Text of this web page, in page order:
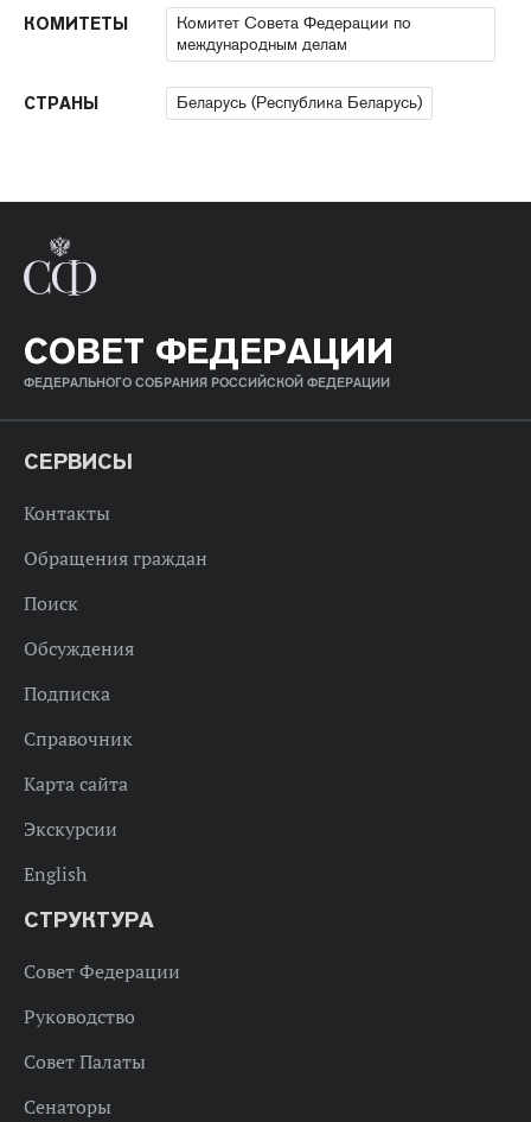
КОМИТЕТЫ
Комитет Совета Федерации по
международным делам
СТРАНЫ Беларусь (Республика Беларусь)
СОВЕТ ФЕДЕРАЦИИ
ФЕДЕРАЛЬНОГО СОБРАНИЯ РОССИЙСКОЙ ФЕДЕРАЦИИ
СЕРВИСЫ
Контакты
Обращения граждан
Поиск
Обсуждения
Подписка
Справочник
Карта сайта
Экскурсии
English
СТРУКТУРА
Совет Федерации
Руководство
Совет Палаты
Сенаторы